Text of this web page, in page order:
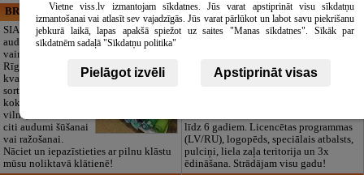
BRISTOLS ES, SIA
SIA "Bristols ES"
audumu outlet un
vairumtirdzniecība
Rīgā. Plašs un
kvalitatīvs tekstila
sortiments:
kokvilna, lins, zīds,
vilna, trikotāža un
citi audumi šūšanai
vai ražošanai.
Nāciet un iepazīstieties ar pilnu klāstu
mūsu noliktavā klātienē!
Maza Rasiņa, privātā pirmsskolas
izglītības iestāde
“Maza Rasiņa” –
privātais bērnudārzs
līdz 6 gadiem. Licencētas programmas
(LV/RU), logopēds, speciālais atbalsts,
pulciņi, liela zaļa teritorija un 3x
ēdināšana. Strādājam visu gadu!
Vietne viss.lv izmantojam sīkdatnes. Jūs varat apstiprināt visu sīkdatņu
izmantošanai vai atlasīt sev vajadzīgās. Jūs varat pārlūkot un labot savu piekrišanu
jebkurā laikā, lapas apakšā spiežot uz saites "Manas sīkdatnes". Sīkāk par
sīkdatnēm sadaļā "Sīkdatņu politika"
Pielāgot izvēli Apstiprināt visas